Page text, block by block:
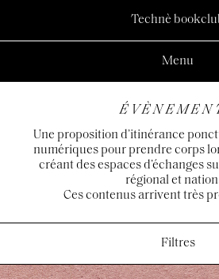
Technè
Menu
Une proposition d’itinérance
numériques pour prendre corps
créant des espaces d’échanges
régional et
Ces contenus arrivent très
Filtres